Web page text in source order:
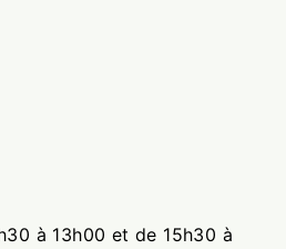
à 13h00 et de 15h30 à